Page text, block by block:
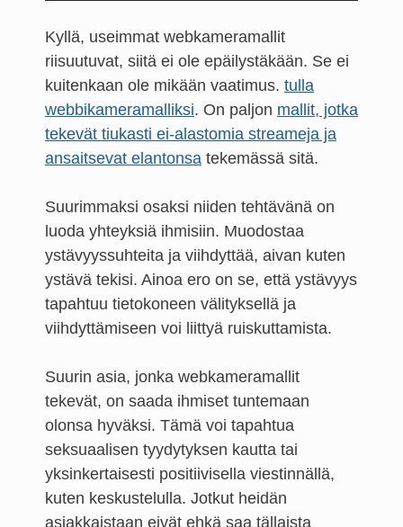
Kyllä, useimmat webkameramallit
riisuutuvat, siitä ei ole epäilystäkään. Se ei
kuitenkaan ole mikään vaatimus. tulla
webbikameramalliksi. On paljon mallit, jotka
tekevät tiukasti ei-alastomia streameja ja
ansaitsevat elantonsa tekemässä sitä.
Suurimmaksi osaksi niiden tehtävänä on
luoda yhteyksiä ihmisiin. Muodostaa
ystävyyssuhteita ja viihdyttää, aivan kuten
ystävä tekisi. Ainoa ero on se, että ystävyys
tapahtuu tietokoneen välityksellä ja
viihdyttämiseen voi liittyä ruiskuttamista.
Suurin asia, jonka webkameramallit
tekevät, on saada ihmiset tuntemaan
olonsa hyväksi. Tämä voi tapahtua
seksuaalisen tyydytyksen kautta tai
yksinkertaisesti positiivisella viestinnällä,
kuten keskustelulla. Jotkut heidän
asiakkaistaan eivät ehkä saa tällaista